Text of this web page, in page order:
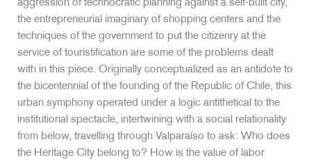
aggression of technocratic planning against a self-built city,
the entrepreneurial imaginary of shopping centers and the
techniques of the government to put the citizenry at the
service of touristification are some of the problems dealt
with in this piece. Originally conceptualized as an antidote to
the bicentennial of the founding of the Republic of Chile, this
urban symphony operated under a logic antithetical to the
institutional spectacle, intertwining with a social relationality
from below, travelling through Valparaíso to ask: Who does
the Heritage City belong to? How is the value of labor